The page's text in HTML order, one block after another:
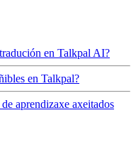
en Talkpal AI?
en Talkpal?
aprendizaxe axeitados